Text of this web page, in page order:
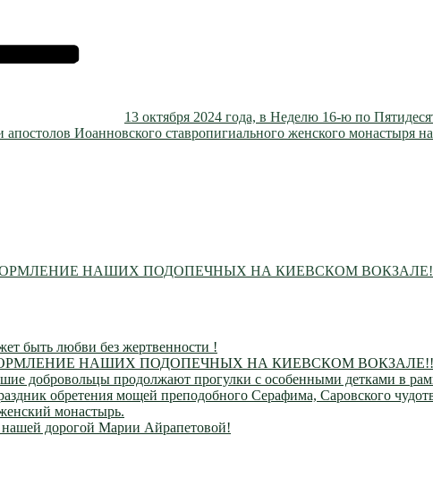
13 октября 2024 года, в Неделю 16-ю по
Иоанновского ставропигиального женского монастыря
НАШИХ ПОДОПЕЧНЫХ НА КИЕВСКОМ
быть любви без жертвенности !
НАШИХ ПОДОПЕЧНЫХ НА КИЕВСКОМ
добровольцы продолжают прогулки с особенными детками в
обретения мощей преподобного Серафима, Саровского
монастырь.
дорогой Марии Айрапетовой!